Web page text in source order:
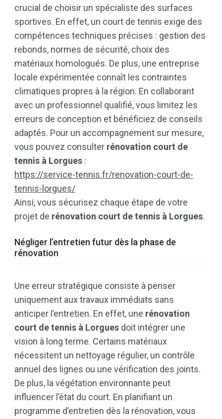
crucial de choisir un spécialiste des surfaces
sportives. En effet, un court de tennis exige des
compétences techniques précises : gestion des
rebonds, normes de sécurité, choix des
matériaux homologués. De plus, une entreprise
locale expérimentée connaît les contraintes
climatiques propres à la région. En collaborant
avec un professionnel qualifié, vous limitez les
erreurs de conception et bénéficiez de conseils
adaptés. Pour un accompagnement sur mesure,
vous pouvez consulter rénovation court de
tennis à Lorgues :
https://service-tennis.fr/renovation-court-de-
tennis-lorgues/
Ainsi, vous sécurisez chaque étape de votre
projet de rénovation court de tennis à Lorgues.
Négliger l’entretien futur dès la phase de
rénovation
Une erreur stratégique consiste à penser
uniquement aux travaux immédiats sans
anticiper l’entretien. En effet, une rénovation
court de tennis à Lorgues doit intégrer une
vision à long terme. Certains matériaux
nécessitent un nettoyage régulier, un contrôle
annuel des lignes ou une vérification des joints.
De plus, la végétation environnante peut
influencer l’état du court. En planifiant un
programme d’entretien dès la rénovation, vous